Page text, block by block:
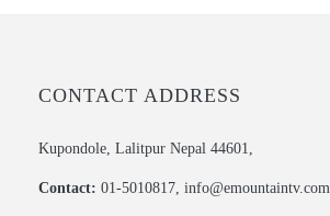
CONTACT ADDRESS
Kupondole, Lalitpur Nepal 44601,
Contact: 01-5010817, info@emountaintv.com